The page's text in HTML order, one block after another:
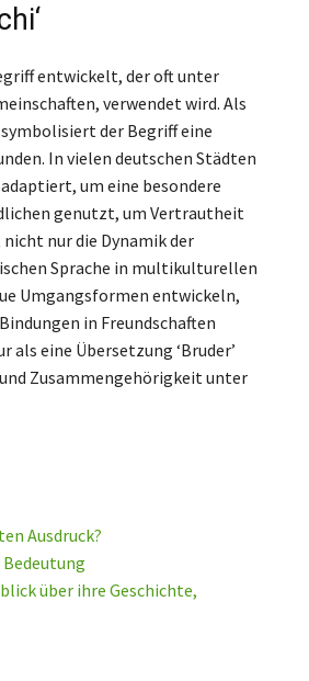
entwickelt, der oft unter
verwendet wird. Als
symbolisiert der Begriff eine
In vielen deutschen Städten
um eine besondere
genutzt, um Vertrautheit
nur die Dynamik der
Sprache in multikulturellen
Umgangsformen entwickeln,
in Freundschaften
als eine Übersetzung ‘Bruder’
Zusammengehörigkeit unter
Ausdruck?
über ihre Geschichte,